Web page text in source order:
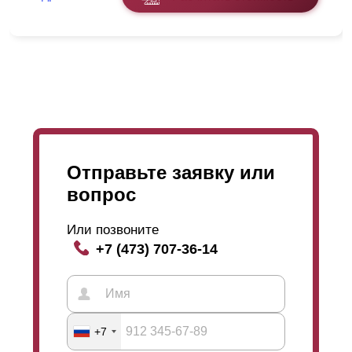
Отправьте заявку или
вопрос
Или позвоните
+7 (473) 707-36-14
+7